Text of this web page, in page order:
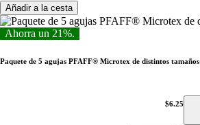
Añadir a la cesta
Ahorra un 21%.
Paquete de 5 agujas PFAFF® Microtex de distintos tamaños
$6.25